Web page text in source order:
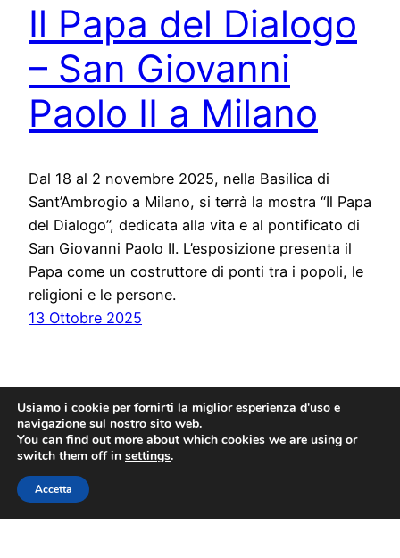
Il Papa del Dialogo
– San Giovanni
Paolo II a Milano
Dal 18 al 2 novembre 2025, nella Basilica di
Sant’Ambrogio a Milano, si terrà la mostra “Il Papa
del Dialogo”, dedicata alla vita e al pontificato di
San Giovanni Paolo II. L’esposizione presenta il
Papa come un costruttore di ponti tra i popoli, le
religioni e le persone.
13 Ottobre 2025
Związek Polaków w Mediolanie
Usiamo i cookie per fornirti la miglior esperienza d'uso e
navigazione sul nostro sito web.
You can find out more about which cookies we are using or
switch them off in settings.
Accetta